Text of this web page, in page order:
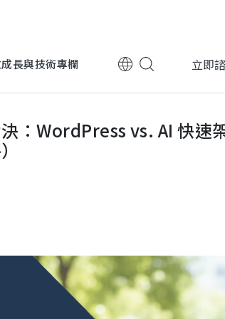
長與技術專欄 立即
跨國企業
電子科技
台灣波律
選擇？（含主機費用與選購全攻略）
：WordPress vs. AI 快速